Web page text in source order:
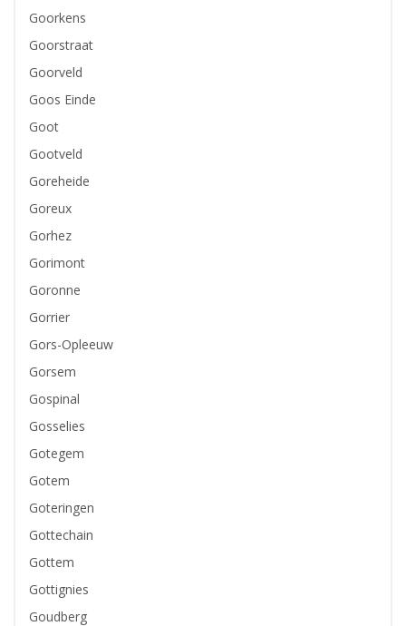
Goorkens
Goorstraat
Goorveld
Goos Einde
Goot
Gootveld
Goreheide
Goreux
Gorhez
Gorimont
Goronne
Gorrier
Gors-Opleeuw
Gorsem
Gospinal
Gosselies
Gotegem
Gotem
Goteringen
Gottechain
Gottem
Gottignies
Goudberg